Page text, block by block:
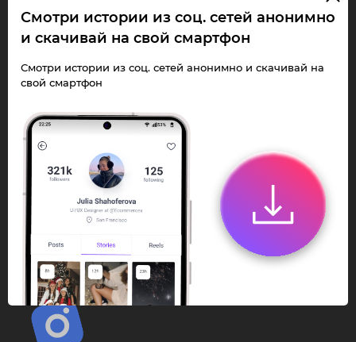
Смотри Stories и
скачивай Reels без
ограничений!
Переходи в ИнстаПай бот - смотри и
Stories
анонимно в чате
или Telegram-приложении.
Быстро, просто и удобно.
Перейти к боту
Смотри истории из соц. сетей анонимно
и скачивай на свой смартфон
Смотри истории из соц. сетей анонимно и скачивай на
свой смартфон